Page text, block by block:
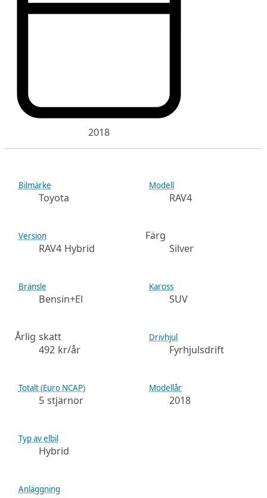
2018
Bilmärke
Toyota
Modell
RAV4
Version
RAV4 Hybrid
Färg
Silver
Bränsle
Bensin+El
Kaross
SUV
Årlig skatt
492 kr/år
Drivhjul
Fyrhjulsdrift
Totalt (Euro NCAP)
5 stjärnor
Modellår
2018
Typ av elbil
Hybrid
Anläggning